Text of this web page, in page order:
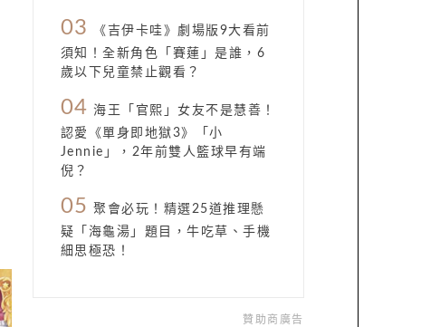
03
《吉伊卡哇》劇場版9大看前
須知！全新角色「賽蓮」是誰，6
歲以下兒童禁止觀看？
04 海王「官熙」女友不是慧善！
認愛《單身即地獄3》「小
Jennie」，2年前雙人籃球早有端
倪？
05 聚會必玩！精選25道推理懸
疑「海龜湯」題目，牛吃草、手機
細思極恐！
贊助商廣告